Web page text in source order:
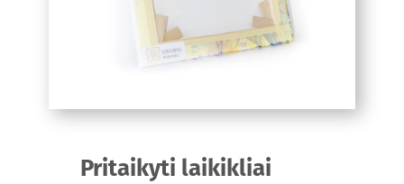
Pritaikyti laikikliai